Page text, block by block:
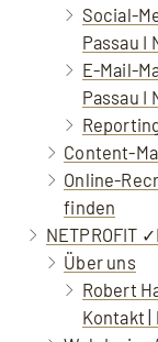
Social-
Passau I
E-Mail-
Passau I
Content-
Online-
finden
NETPROFIT
Über uns
Robert
Kontakt |